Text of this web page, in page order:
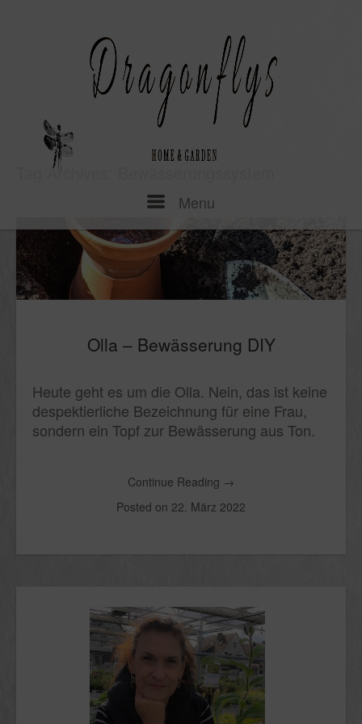
Menu
Tag Archives:
Olla – Bewässerung DIY
Heute geht es um die Olla. Nein, das ist keine
despektierliche Bezeichnung für eine Frau,
sondern ein Topf zur Bewässerung aus Ton.
Continue Reading →
Posted on 22. März 2022